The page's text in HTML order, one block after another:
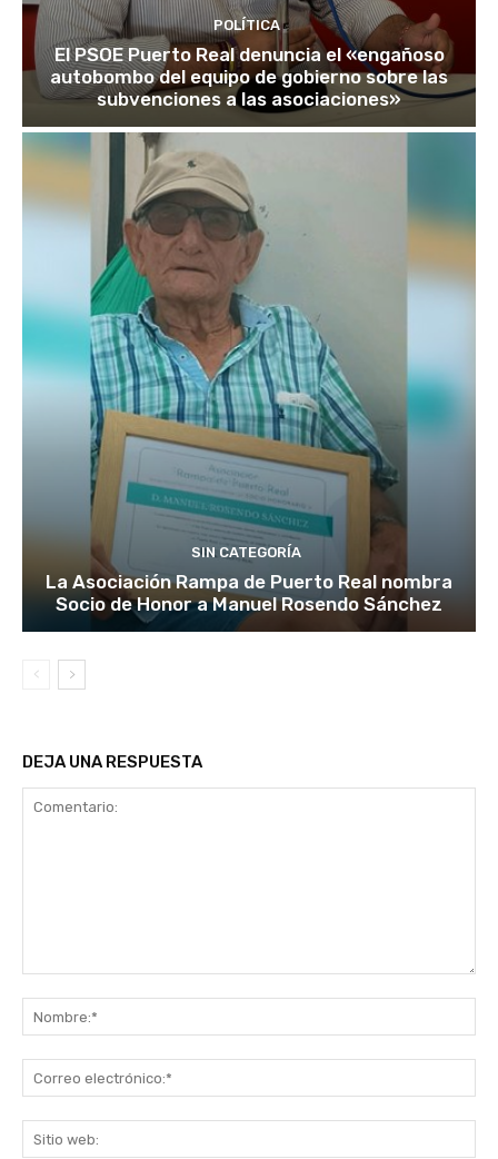
POLÍTICA
El PSOE Puerto Real denuncia el «engañoso
autobombo del equipo de gobierno sobre las
subvenciones a las asociaciones»
SIN CATEGORÍA
La Asociación Rampa de Puerto Real nombra
Socio de Honor a Manuel Rosendo Sánchez
DEJA UNA RESPUESTA